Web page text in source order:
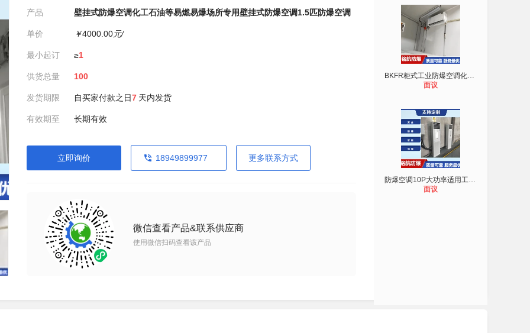
产品 壁挂式防爆空调化工石油等易燃易爆场所专用壁挂式防爆空调1.5匹防爆空调
单价 ￥4000.00元/
最小起订 ≥1
供货总量 100
发货期限 自买家付款之日7 天内发货
有效期至 长期有效
立即询价 18949899977 更多联系方式
微信查看产品&联系供应商
使用微信扫码查看该产品
BKFR柜式工业防爆空调化工厂用 制冷
面议
防爆空调10P大功率适用工业车间矿业
面议